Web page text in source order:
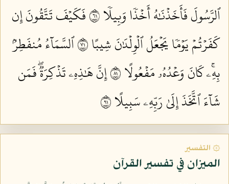
ٱلرَّسُولَ فَأَخَذۡنَٰهُ أَخۡذٗا وَبِيلٗا ١٦
فَكَيۡفَ تَتَّقُونَ إِن
كَفَرۡتُمۡ يَوۡمٗا يَجۡعَلُ ٱلۡوِلۡدَٰنَ شِيبًا ١٧
ٱلسَّمَآءُ مُنفَطِرُۢ
بِهِۦۚ كَانَ وَعۡدُهُۥ مَفۡعُولًا ١٨
إِنَّ هَٰذِهِۦ تَذۡكِرَةٞۖ فَمَن
شَآءَ ٱتَّخَذَ إِلَىٰ رَبِّهِۦ سَبِيلًا ١٩
۞ التفسير
الميزان في تفسير القرآن